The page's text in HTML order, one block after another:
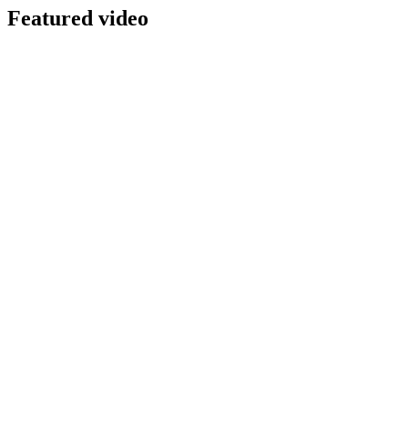
Featured video